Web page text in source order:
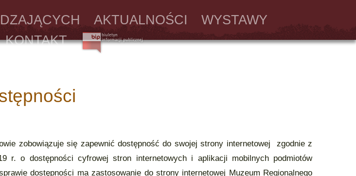
AKTUALNOŚCI
WYSTAWY
KONTAKT
zobowiązuje się zapewnić dostępność do swojej strony internetowej zgodnie z
r. o dostępności cyfrowej stron internetowych i aplikacji mobilnych podmiotów
dostępności ma zastosowanie do strony internetowej Muzeum Regionalnego